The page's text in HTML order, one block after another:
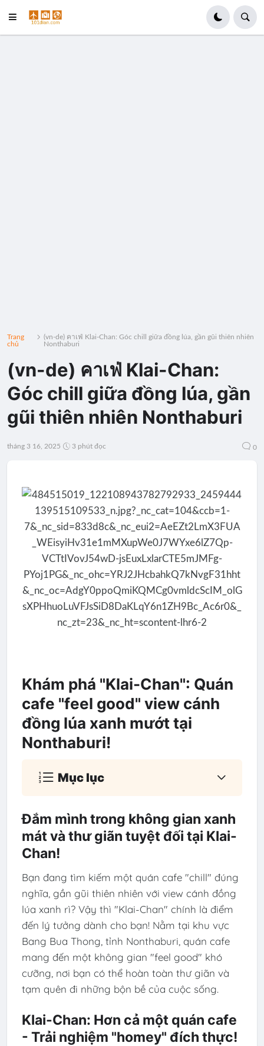
Trang
chủ
(vn-de) คาเฟ่ Klai-Chan: Góc chill giữa đồng lúa, gần gũi thiên nhiên
Nonthaburi
(vn-de) คาเฟ่ Klai-Chan:
Góc chill giữa đồng lúa, gần
gũi thiên nhiên Nonthaburi
tháng 3 16, 2025 3 phút đọc 0
Khám phá "Klai-Chan": Quán
cafe "feel good" view cánh
đồng lúa xanh mướt tại
Nonthaburi!
Mục lục
Đắm mình trong không gian xanh
mát và thư giãn tuyệt đối tại Klai-
Chan!
Bạn đang tìm kiếm một quán cafe "chill" đúng
nghĩa, gần gũi thiên nhiên với view cánh đồng
lúa xanh rì? Vậy thì "Klai-Chan" chính là điểm
đến lý tưởng dành cho bạn! Nằm tại khu vực
Bang Bua Thong, tỉnh Nonthaburi, quán cafe
mang đến một không gian "feel good" khó
cưỡng, nơi bạn có thể hoàn toàn thư giãn và
tạm quên đi những bộn bề của cuộc sống.
Klai-Chan: Hơn cả một quán cafe
- Trải nghiệm "homey" đích thực!